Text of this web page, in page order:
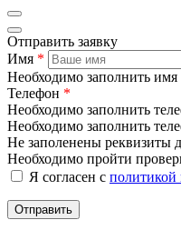
Отправить заявку
Имя *
Необходимо заполнить имя
Телефон *
Необходимо заполнить
Необходимо заполнить
Не заполенены реквизиты
Необходимо пройти
Я согласен с политикой
Отправить